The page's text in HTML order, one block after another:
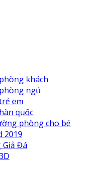
khách
ngủ
em
quốc
phòng cho bé
2019
Giả Đá